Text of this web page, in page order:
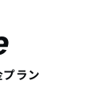
ラン